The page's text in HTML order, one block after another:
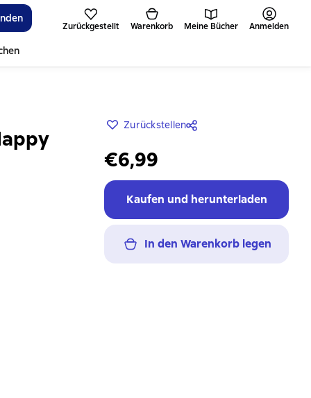
Zurückgestellt Warenkorb Meine Bücher Anmelden
Zurückstellen
€6,99
Kaufen und herunterladen
In den Warenkorb legen